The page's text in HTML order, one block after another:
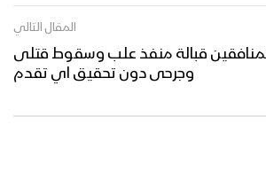
المقال التالي
قبالة منفذ علب وسقوط قتلى
وجرحى دون تحقيق اي تقدم